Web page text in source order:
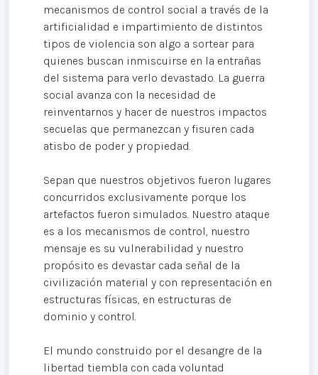
mecanismos de control social a través de la
artificialidad e impartimiento de distintos
tipos de violencia son algo a sortear para
quienes buscan inmiscuirse en la entrañas
del sistema para verlo devastado. La guerra
social avanza con la necesidad de
reinventarnos y hacer de nuestros impactos
secuelas que permanezcan y fisuren cada
atisbo de poder y propiedad.
Sepan que nuestros objetivos fueron lugares
concurridos exclusivamente porque los
artefactos fueron simulados. Nuestro ataque
es a los mecanismos de control, nuestro
mensaje es su vulnerabilidad y nuestro
propósito es devastar cada señal de la
civilización material y con representación en
estructuras físicas, en estructuras de
dominio y control.
El mundo construido por el desangre de la
libertad tiembla con cada voluntad